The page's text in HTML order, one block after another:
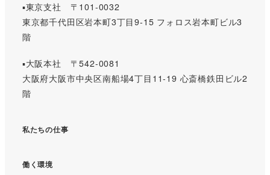
▪️東京支社 〒101-0032
東京都千代田区岩本町3丁目9-15 フォロス岩本町ビル3
階
▪️大阪本社 〒542-0081
大阪府大阪市中央区南船場4丁目11-19 心斎橋鉄田ビル2
階
私たちの仕事
働く環境